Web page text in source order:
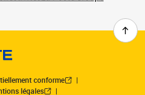
conforme
légales